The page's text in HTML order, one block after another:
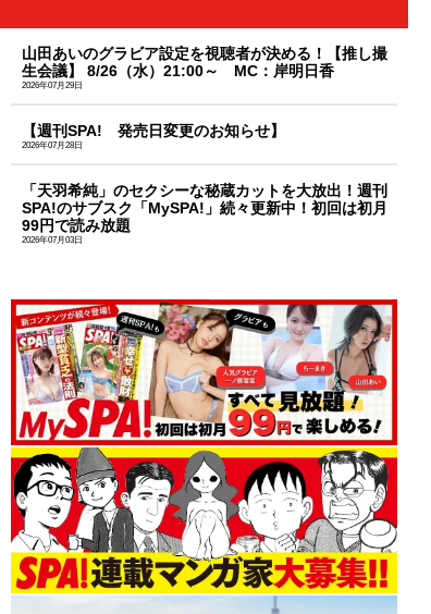
山田あいのグラビア設定を視聴者が決める！【推し撮
生会議】 8/26（水）21:00～ MC：岸明日香
2026年07月29日
【週刊SPA! 発売日変更のお知らせ】
2026年07月28日
「天羽希純」のセクシーな秘蔵カットを大放出！週刊
SPA!のサブスク「MySPA!」続々更新中！初回は初月
99円で読み放題
2026年07月03日